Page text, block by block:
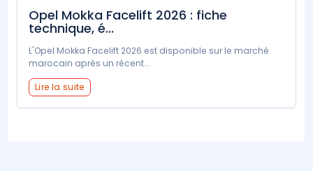
Opel Mokka Facelift 2026 : fiche
technique, é...
L'Opel Mokka Facelift 2026 est disponible sur le marché
marocain après un récent...
Lire la suite